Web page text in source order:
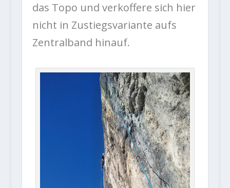
das Topo und verkoffere sich hier
nicht in Zustiegsvariante aufs
Zentralband hinauf.